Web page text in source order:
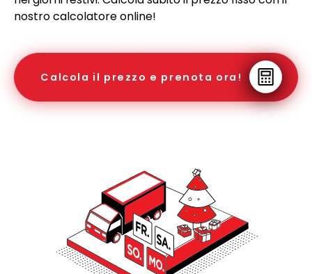
nostro calcolatore online!
Calcola il prezzo e prenota ora!